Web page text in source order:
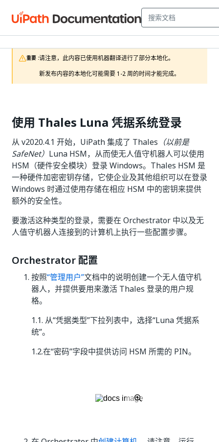
重要 :请注意，此内容已使用机器翻译进行了部分本地化。
新发布内容的本地化可能需要 1-2 周的时间才能完成。
使用 Thales Luna 凭据系统登录
从 v2020.4.1 开始，UiPath 集成了 Thales （以前是
SafeNet） Luna HSM，从而使无人值守机器人可以使用
HSM（硬件安全模块）登录 Windows。Thales HSM 是
一种硬件加密密钥存储，它使企业及其他组织可以在登录
Windows 时通过使用存储在相应 HSM 中的密钥来提供
额外的安全性。
要激活这种类型的登录，需要在 Orchestrator 中以及无
人值守机器人连接到的计算机上执行一些配置步骤。
Orchestrator 配置
按照“管理用户”文档中的说明创建一个无人值守机
器人，并提供要用来激活 Thales 登录的用户规
格。
1.1. 从“凭据类型”下拉列表中，选择“Luna 凭据系
统”。
1.2.在“密码”字段中提供访问 HSM 所需的 PIN。